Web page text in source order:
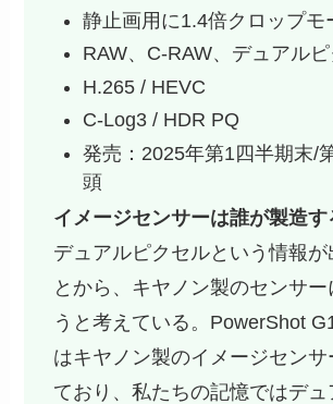
静止画用に1.4倍クロップモ
RAW、C-RAW、デュアル
H.265 / HEVC
C-Log3 / HDR PQ
発売：2025年第1四半期末/
頭
イメージセンサーは誰が製造す
デュアルピクセルという情報が
とから、キヤノン製のセンサー
うと考えている。PowerShot
はキヤノン製のイメージセンサ
ており、私たちの記憶ではデュ